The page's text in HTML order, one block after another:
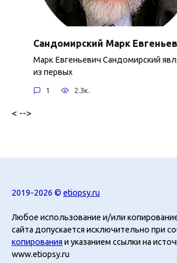
Сандомирский Марк
Марк Евгеньевич Сандомирский
из первых
1 2.3к.
< -->
2019-2026 © etiopsy.ru
Любое использование и/или
сайта допускается исключительно при
копирования и указанием ссылки на
www.etiopsy.ru